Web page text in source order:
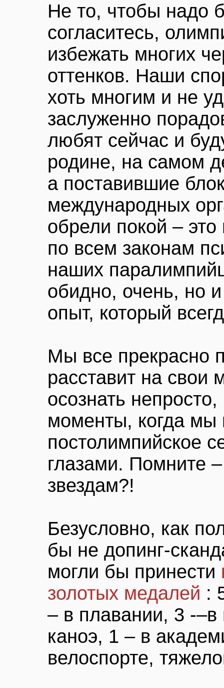
Не то, чтобы надо
согласитесь,
избежать многих
оттенков. Наши
хоть многим и не
заслуженно
любят сейчас и
родине, на самом
а поставившие
международных
обрели покой –
по всем законам
наших
обидно, очень, но
опыт, который
Мы все прекрасно
расставит на свои
осознать
моменты, когда мы
постолимпийское
глазами. Помните
звездам?!
Безусловно, как
бы не допинг-
могли бы принести
золотых медалей :
– в плавании, 3 -–в
каноэ, 1 – в
велоспорте,